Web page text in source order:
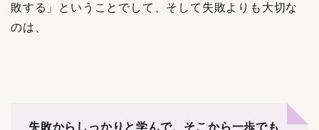
敗する」ということでして、そして失敗よりも大切な
のは、
失敗からしっかりと学んで、そこから一歩でも